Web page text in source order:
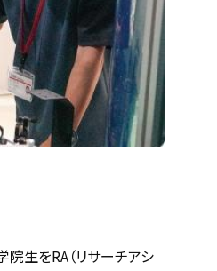
生をRA（リサーチアシ